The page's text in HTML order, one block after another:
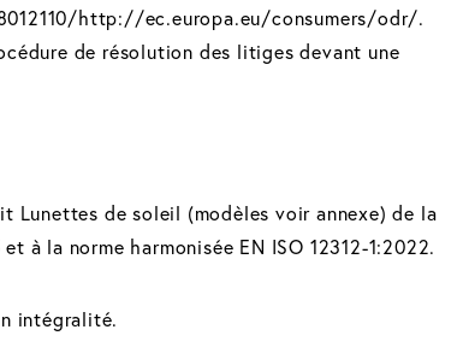
http://ec.europa.eu/consumers/odr/.
de résolution des litiges devant une
Lunettes de soleil (modèles voir annexe) de la
à la norme harmonisée EN ISO 12312-1:2022.
intégralité.